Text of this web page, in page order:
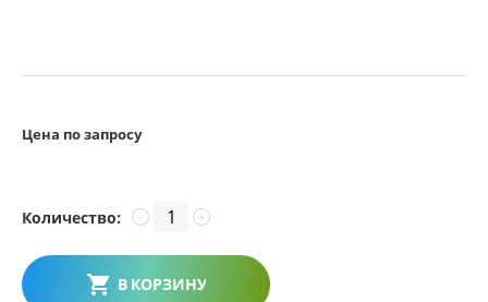
Цена по запросу
Количество: +
−
В КОРЗИНУ